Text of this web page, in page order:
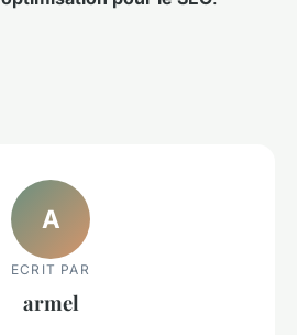
A
ECRIT PAR
armel